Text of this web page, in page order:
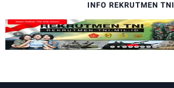
INFO REKRUTMEN TNI